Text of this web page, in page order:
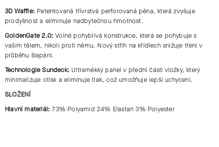
3D Waffle: Patentovaná třívrstvá perforovaná pěna, která zvyšuje
prodyšnost a eliminuje nadbytečnou hmotnost.
GoldenGate 2.0: Volně pohyblivá konstrukce, která se pohybuje s
vaším tělem, nikoli proti němu. Nový střih na křídlech snižuje tření v
průběhu šlapání.
Technologie Sundeck: Ultraměkký panel v přední části vložky, který
minimalizuje otisk a eliminuje tlak, což umožňuje lepší uchycení.
SLOŽENÍ
Hlavní materiál: 73% Polyamid 24% Elastan 3% Polyester